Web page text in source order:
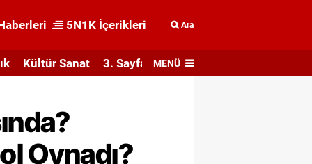
5N1K İçerikleri Ara
Kültür Sanat 3. Sayfa MENÜ
Oynadı?